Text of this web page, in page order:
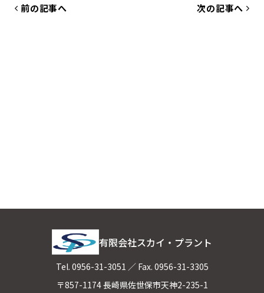
前の記事へ 次の記事へ
有限会社スカイ・プラント
Tel. 0956-31-3051 ／ Fax. 0956-31-3305
〒857-1174 長崎県佐世保市天神2-235-1